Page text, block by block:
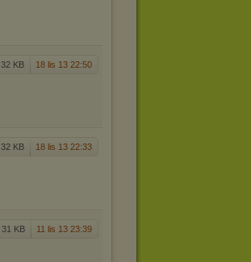
32 KB 18 lis 13 22:50
32 KB 18 lis 13 22:33
31 KB 11 lis 13 23:39